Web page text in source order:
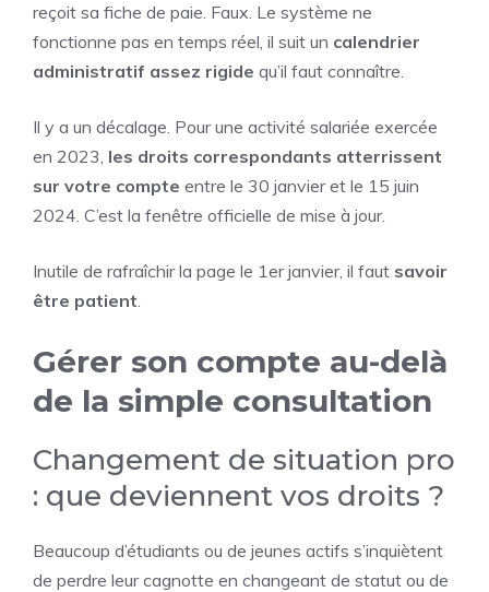
reçoit sa fiche de paie. Faux. Le système ne
fonctionne pas en temps réel, il suit un calendrier
administratif assez rigide qu’il faut connaître.
Il y a un décalage. Pour une activité salariée exercée
en 2023, les droits correspondants atterrissent
sur votre compte entre le 30 janvier et le 15 juin
2024. C’est la fenêtre officielle de mise à jour.
Inutile de rafraîchir la page le 1er janvier, il faut savoir
être patient.
Gérer son compte au-delà
de la simple consultation
Changement de situation pro
: que deviennent vos droits ?
Beaucoup d’étudiants ou de jeunes actifs s’inquiètent
de perdre leur cagnotte en changeant de statut ou de